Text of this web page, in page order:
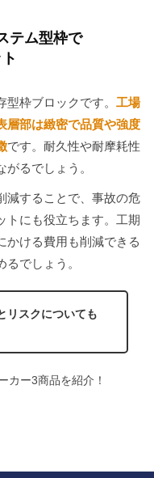
テム型枠で
型枠ブロックです。工場
層部は緻密で品質や強度
です。耐久性や耐摩耗性
るでしょう。
減することで、事故の危
トにも役立ちます。工期
かける費用も削減できる
でしょう。
リスクについても